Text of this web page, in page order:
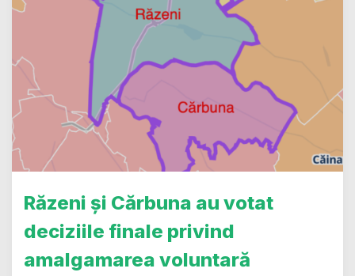
Răzeni și Cărbuna au votat
deciziile finale privind
amalgamarea voluntară